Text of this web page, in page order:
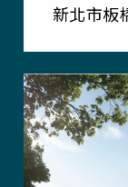
新北市板